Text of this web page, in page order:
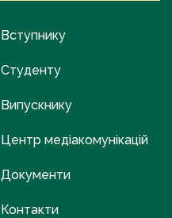
Вступнику
Студенту
Випускнику
Центр медіакомунікацій
Документи
Контакти